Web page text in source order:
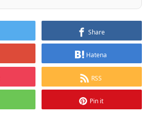
Share
Hatena
RSS
Pin it